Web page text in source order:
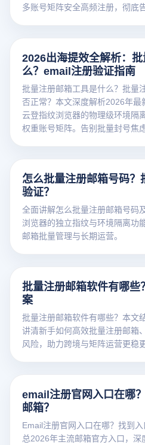
多账号矩阵安全高频注册，彻底
2026出海提效全解析：
么？email注册验证指南
批量注册邮箱工具是什么？批量
否正常？本文深度解析2026年
云登指纹浏览器的物理级环境隔
权重账号矩阵。告别批量封号焦
怎么批量注册邮箱号码
验证？
全面讲解怎么批量注册邮箱号码
浏览器的独立指纹与环境隔离功
邮箱批量管理与长期运营。
批量注册邮箱软件有哪
案
批量注册邮箱软件有哪些？本文
讲清新手如何高效批量注册邮箱
风险，助力跨境与矩阵运营更稳更
email注册官网入口在哪
邮箱？
Email注册官网入口在哪？找到
总2026年主流邮箱官方入口，